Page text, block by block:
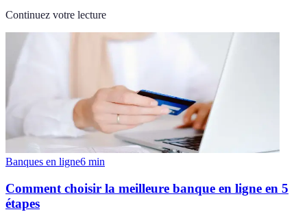
Continuez votre lecture
Banques en ligne6 min
Comment choisir la meilleure banque en ligne en 5
étapes